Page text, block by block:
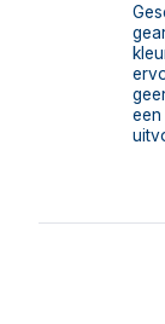
een